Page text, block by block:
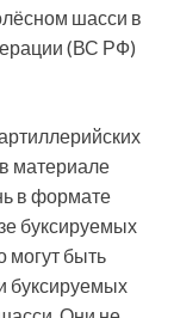
шасси в
(ВС РФ)
материале
в формате
буксируемых
могут быть
буксируемых